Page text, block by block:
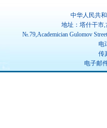
中华人民共
地址：塔什干市
№.79,Academician Gulomov
电
传
电子邮